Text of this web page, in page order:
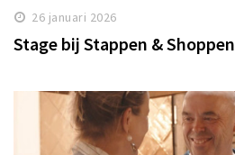
26 januari 2026
Stage bij Stappen & Shoppen